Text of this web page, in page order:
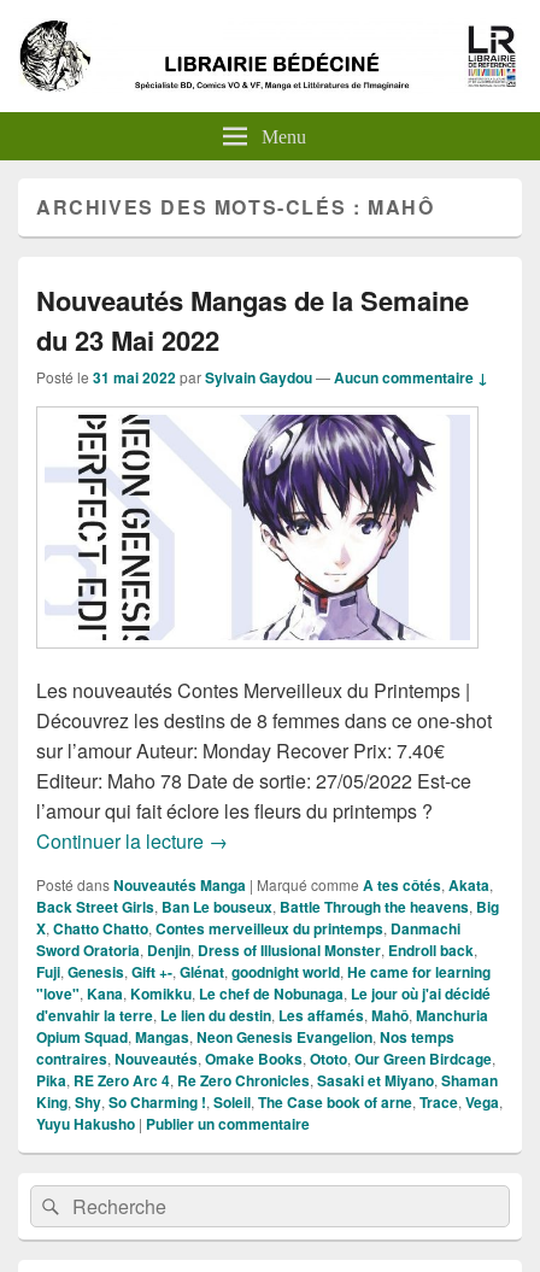
Menu
ARCHIVES DES MOTS-CLÉS : MAHÔ
Nouveautés Mangas de la Semaine
du 23 Mai 2022
Posté le 31 mai 2022parSylvain Gaydou—Aucun commentaire ↓
Les nouveautés Contes Merveilleux du Printemps |
Découvrez les destins de 8 femmes dans ce one-shot
sur l’amour Auteur: Monday Recover Prix: 7.40€
Editeur: Maho 78 Date de sortie: 27/05/2022 Est-ce
l’amour qui fait éclore les fleurs du printemps ?
Continuer la lecture Nouveautés Mangas de la Semaine
→
Posté dansNouveautés Manga | Marqué comme A tes côtés, Akata,
Back Street Girls, Ban Le bouseux, Battle Through the heavens, Big
X, Chatto Chatto, Contes merveilleux du printemps, Danmachi
Sword Oratoria, Denjin, Dress of Illusional Monster, Endroll back,
Fuji, Genesis, Gift +-, Glénat, goodnight world, He came for learning
"love", Kana, Komikku, Le chef de Nobunaga, Le jour où j'ai décidé
d'envahir la terre, Le lien du destin, Les affamés, Mahô, Manchuria
Opium Squad, Mangas, Neon Genesis Evangelion, Nos temps
contraires, Nouveautés, Omake Books, Ototo, Our Green Birdcage,
Pika, RE Zero Arc 4, Re Zero Chronicles, Sasaki et Miyano, Shaman
King, Shy, So Charming !, Soleil, The Case book of arne, Trace, Vega,
Yuyu Hakusho | Publier un commentaire
Zone
principale
de
widget
Recherche :Rechercher